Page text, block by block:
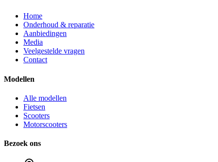
Home
Onderhoud & reparatie
Aanbiedingen
Media
Veelgestelde vragen
Contact
Modellen
Alle modellen
Fietsen
Scooters
Motorscooters
Bezoek ons